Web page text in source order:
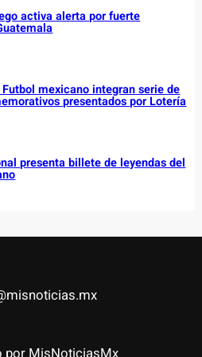
activa alerta por fuerte
mexicano integran serie de
presentados por Lotería
presenta billete de leyendas del